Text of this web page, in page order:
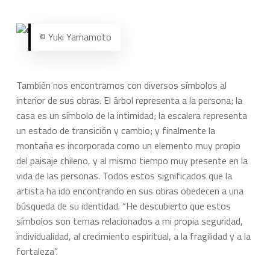
© Yuki Yamamoto
También nos encontramos con diversos símbolos al
interior de sus obras. El árbol representa a la persona; la
casa es un símbolo de la intimidad; la escalera representa
un estado de transición y cambio; y finalmente la
montaña es incorporada como un elemento muy propio
del paisaje chileno, y al mismo tiempo muy presente en la
vida de las personas. Todos estos significados que la
artista ha ido encontrando en sus obras obedecen a una
búsqueda de su identidad. “He descubierto que estos
símbolos son temas relacionados a mi propia seguridad,
individualidad, al crecimiento espiritual, a la fragilidad y a la
fortaleza”.